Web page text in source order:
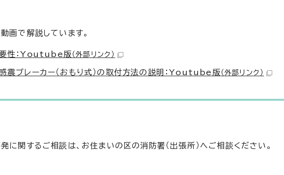
画で解説しています。
要性：Youtube版 （外部リンク）
震ブレーカー（おもり式）の取付方法の説明：Youtube版 （外部リンク）
関するご相談は、お住まいの区の消防署（出張所）へご相談ください。